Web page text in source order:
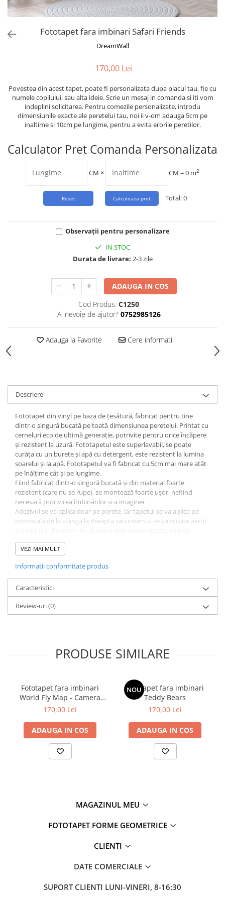
Watercolor
Fototapet fara imbinari Safari Friends
DreamWall
170,00 Lei
Povestea din acest tapet, poate fi personalizata dupa placul tau, fie cu
numele copilului, sau alta ideie. Scrie un mesaj in comanda si iti vom
indeplini solicitarea. Pentru comezile personalizate, introdu
dimensiunile exacte ale peretelui tau, noi ii v-om adauga 5cm pe
inaltime si 10cm pe lungime, pentru a evita erorile peretilor.
Calculator Pret Comanda Personalizata
CM × CM =0 m2
Total:0
Observații pentru personalizare
IN STOC
Durata de livrare: 2-3 zile
ADAUGA IN COS
Cod Produs: C1250
Ai nevoie de ajutor? 0752985126
Adauga la Favorite Cere informatii
Descriere
Fototapet din vinyl pe baza de țesătură, fabricat pentru tine
dintr-o singură bucată pe toată dimensiunea peretelui. Printat cu
cerneluri eco de ultimă generație, potrivite pentru orice încăpere
și rezistent la uzură. Fototapetul este superlavabil, se poate
curăța cu un burete și apă cu detergent, este rezistent la lumina
soarelui și la apă. Fototapetul va fi fabricat cu 5cm mai mare atât
pe înălțime cât și pe lungime.
Fiind fabricat dintr-o singură bucată și din material foarte
rezistent (care nu se rupe), se montează foarte ușor, nefiind
necesară potrivirea îmbinărilor și a imaginei.
Adezivul se va aplica doar pe perete, iar tapetul se va aplica pe
orizontală de la stânga la dreapta sau invers și se va scoate aerul
silicon sau spaclu de plastic. Poate fi dezlipit și repozitionat cu
ușurință fără a risca ruperea.
adeziv pastă la găleată, pentru tapet greu. Grosimea tapetului
este de 280gr/mp.
Fototapetul va fi expediat intr-un tub de carton care ii va asigura
protectia la livrare.
VEZI MAI MULT
Informatii conformitate produs
Caracteristici
Review-uri(0)
PRODUSE SIMILARE
Fototapet fara imbinari
World Fly Map - Camera
Copilului
170,00 Lei
ADAUGA IN COS
NOU
Fototapet fara imbinari
Teddy Bears
170,00 Lei
ADAUGA IN COS
MAGAZINUL MEU
FOTOTAPET FORME GEOMETRICE
CLIENTI
DATE COMERCIALE
SUPORT CLIENTI LUNI-VINERI, 8-16:30